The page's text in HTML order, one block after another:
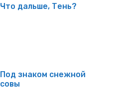
Что дальше, Тень?
Под знаком снежной
совы